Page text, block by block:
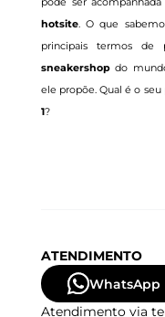
hotsite. O que
principais termos de
sneakershop do
ele propõe. Qual é o
1?
ATENDIMENTO
WhatsApp
Atendimento via